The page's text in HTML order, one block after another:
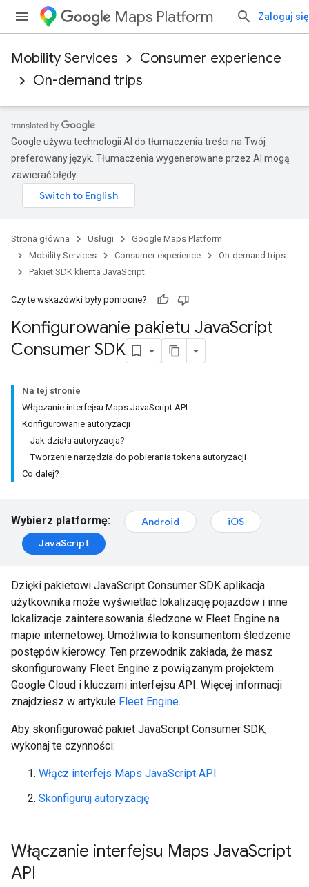
Maps Platform Zaloguj się
Mobility Services
Consumer experience
On-demand trips
Google używa technologii AI do tłumaczenia treści na Twój
preferowany język. Tłumaczenia wygenerowane przez AI mogą
zawierać błędy.
Strona główna Usługi
Google Maps Platform
Mobility Services
Consumer experience
On-demand trips
Pakiet SDK klienta JavaScript
Czy te wskazówki były pomocne?
Konfigurowanie pakietu JavaScript
Consumer SDK
Na tej stronie
Włączanie interfejsu Maps JavaScript API
Konfigurowanie autoryzacji
Jak działa autoryzacja?
Tworzenie narzędzia do pobierania tokena autoryzacji
Co dalej?
Wybierz platformę: Android
iOS
JavaScript
Dzięki pakietowi JavaScript Consumer SDK aplikacja
użytkownika może wyświetlać lokalizację pojazdów i inne
lokalizacje zainteresowania śledzone w Fleet Engine na
mapie internetowej. Umożliwia to konsumentom śledzenie
postępów kierowcy. Ten przewodnik zakłada, że masz
skonfigurowany Fleet Engine z powiązanym projektem
Google Cloud i kluczami interfejsu API. Więcej informacji
znajdziesz w artykule Fleet Engine.
Aby skonfigurować pakiet JavaScript Consumer SDK,
wykonaj te czynności:
Włącz interfejs Maps JavaScript API
Skonfiguruj autoryzację
Włączanie interfejsu Maps JavaScript
API